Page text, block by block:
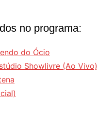
no programa:
do Ócio
Showlivre (Ao Vivo)